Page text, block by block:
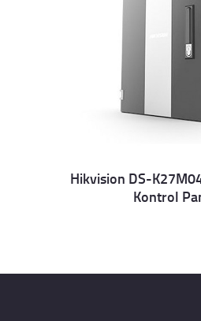
Details
Hikvision DS-
Kontrol